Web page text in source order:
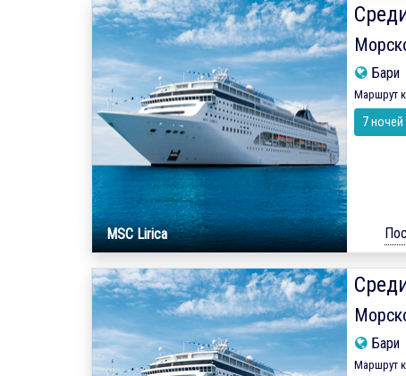
MSC Lirica
Бари
Маршрут
7 ночей
Бари
Маршрут